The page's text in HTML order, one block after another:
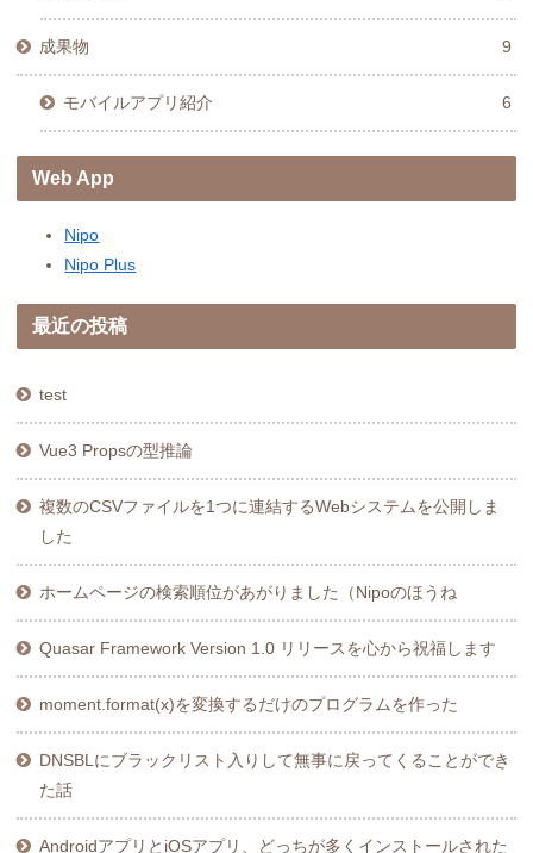
成果物 9
モバイルアプリ紹介 6
Web App
Nipo
Nipo Plus
最近の投稿
test
Vue3 Propsの型推論
複数のCSVファイルを1つに連結するWebシステムを公開しま
した
ホームページの検索順位があがりました（Nipoのほうね
Quasar Framework Version 1.0 リリースを心から祝福します
moment.format(x)を変換するだけのプログラムを作った
DNSBLにブラックリスト入りして無事に戻ってくることができ
た話
AndroidアプリとiOSアプリ、どっちが多くインストールされた